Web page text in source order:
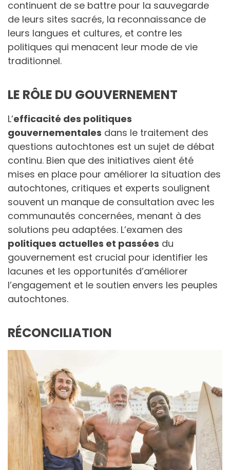
continuent de se battre pour la sauvegarde
de leurs sites sacrés, la reconnaissance de
leurs langues et cultures, et contre les
politiques qui menacent leur mode de vie
traditionnel.
LE RÔLE DU GOUVERNEMENT
L’efficacité des politiques
gouvernementales dans le traitement des
questions autochtones est un sujet de débat
continu. Bien que des initiatives aient été
mises en place pour améliorer la situation des
autochtones, critiques et experts soulignent
souvent un manque de consultation avec les
communautés concernées, menant à des
solutions peu adaptées. L’examen des
politiques actuelles et passées du
gouvernement est crucial pour identifier les
lacunes et les opportunités d’améliorer
l’engagement et le soutien envers les peuples
autochtones.
RÉCONCILIATION